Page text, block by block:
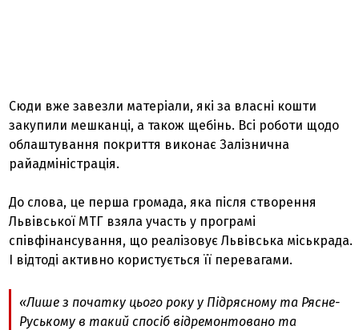
Сюди вже завезли матеріали, які за власні кошти
закупили мешканці, а також щебінь. Всі роботи щодо
облаштування покриття виконає Залізнична
райадміністрація.
До слова, це перша громада, яка після створення
Львівської МТГ взяла участь у програмі
співфінансування, що реалізовує Львівська міськрада.
І відтоді активно користується її перевагами.
«Лише з початку цього року у Підрясному та Рясне-
Руському в такий спосіб відремонтовано та